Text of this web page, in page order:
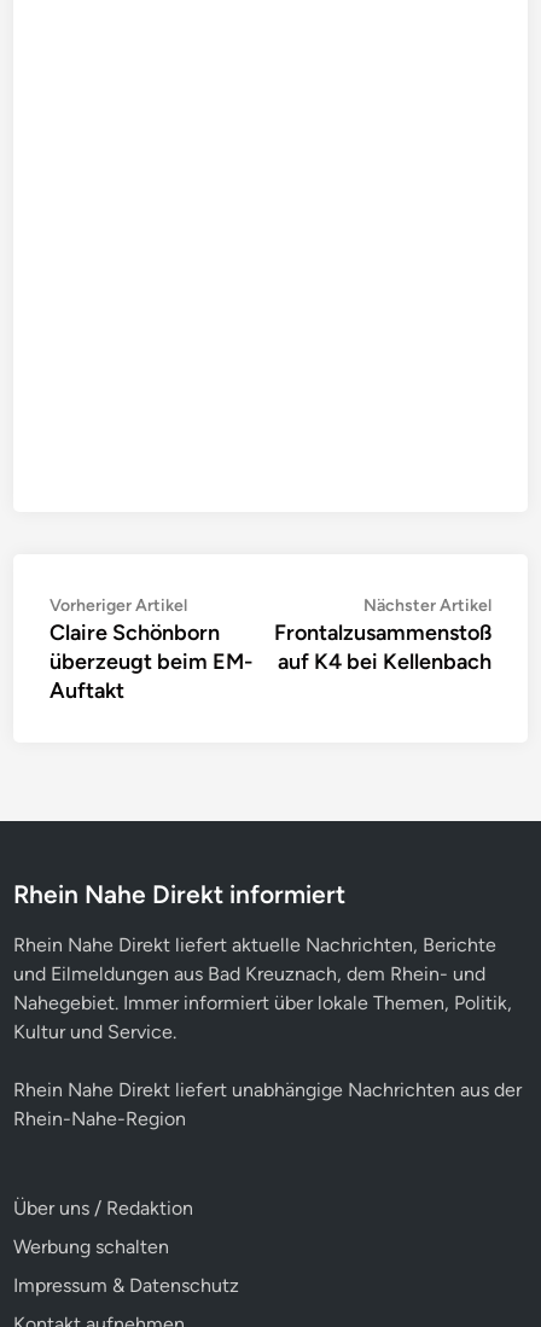
Beitragsnavigation
Vorheriger ArtikelVorheriger
Artikel:
Claire Schönborn
überzeugt beim EM-
Auftakt
Nächster Artikel
Frontalzusammenstoß
auf K4 bei Kellenbach
Rhein Nahe Direkt informiert
Rhein Nahe Direkt liefert aktuelle Nachrichten, Berichte
und Eilmeldungen aus Bad Kreuznach, dem Rhein- und
Nahegebiet. Immer informiert über lokale Themen, Politik,
Kultur und Service.
Rhein Nahe Direkt liefert unabhängige Nachrichten aus der
Rhein-Nahe-Region
Über uns / Redaktion
Werbung schalten
Impressum & Datenschutz